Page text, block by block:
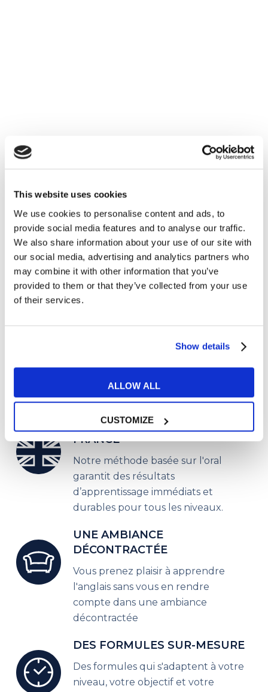
This website uses cookies
We use cookies to personalise content and ads, to
provide social media features and to analyse our traffic.
We also share information about your use of our site with
our social media, advertising and analytics partners who
may combine it with other information that you’ve
provided to them or that they’ve collected from your use
of their services.
Show details
ALLOW ALL
CUSTOMIZE
UNE MÉTHODE UNIQUE EN
FRANCE
Notre méthode basée sur l'oral
garantit des résultats
d’apprentissage immédiats et
durables pour tous les niveaux.
UNE AMBIANCE
DÉCONTRACTÉE
Vous prenez plaisir à apprendre
l'anglais sans vous en rendre
compte dans une ambiance
décontractée
DES FORMULES SUR-MESURE
Des formules qui s'adaptent à votre
niveau, votre objectif et votre